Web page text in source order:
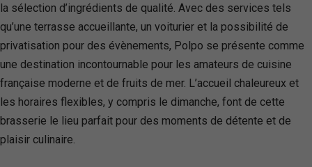
la sélection d’ingrédients de qualité. Avec des services tels
qu’une terrasse accueillante, un voiturier et la possibilité de
privatisation pour des évènements, Polpo se présente comme
une destination incontournable pour les amateurs de cuisine
française moderne et de fruits de mer. L’accueil chaleureux et
les horaires flexibles, y compris le dimanche, font de cette
brasserie le lieu parfait pour des moments de détente et de
plaisir culinaire.